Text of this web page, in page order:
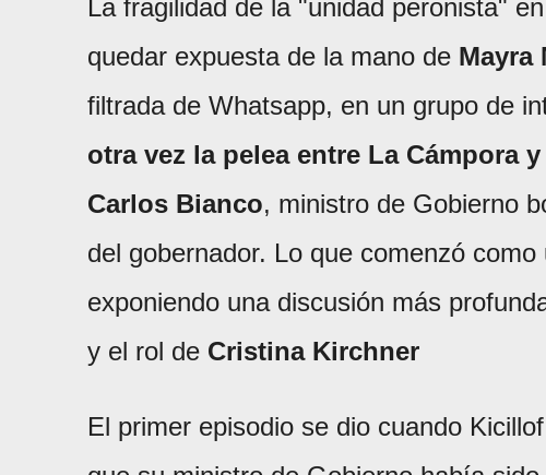
La fragilidad de la "unidad peronista"
quedar expuesta de la mano de Mayra
filtrada de Whatsapp, en un grupo de
otra vez la pelea entre La Cámpora
Carlos Bianco, ministro de Gobierno
del gobernador. Lo que comenzó
exponiendo una discusión más
y el rol de Cristina Kirchner
El primer episodio se dio cuando